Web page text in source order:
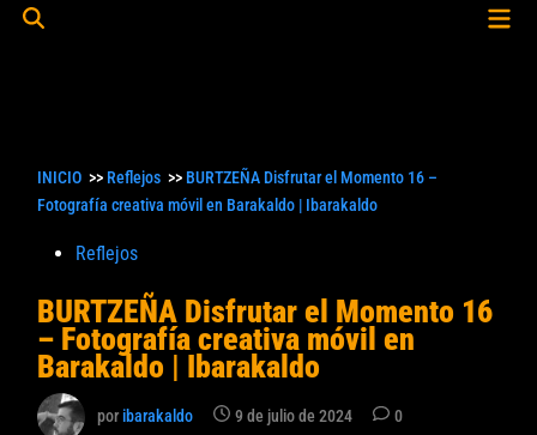
Abrir
INICIO >> Reflejos >> BURTZEÑA Disfrutar el Momento 16 –
Fotografía creativa móvil en Barakaldo | Ibarakaldo
Publicado
Reflejos
BURTZEÑA Disfrutar el Momento 16
– Fotografía creativa móvil en
Barakaldo | Ibarakaldo
poribarakaldo 9 de julio de 2024 0